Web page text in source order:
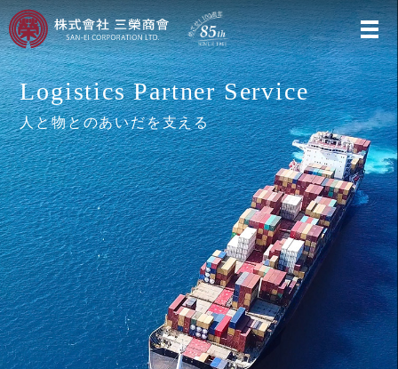
Logistics Partner Service
人と物とのあいだを支える